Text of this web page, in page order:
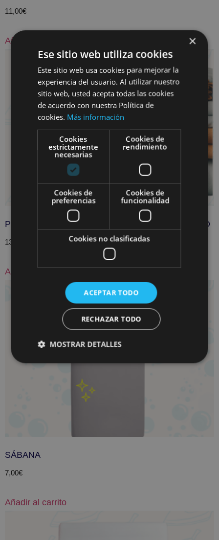
11,00€
Añadir al carrito
PLANCHADO JUEGO DE SÁBANAS MATRIMONIO
13,00
Añadir al carrito
SÁBANA
7,00€
Añadir al carrito
×
Ese sitio web utiliza cookies
Este sitio web usa cookies para mejorar la
experiencia del usuario. Al utilizar nuestro
sitio web, usted acepta todas las cookies
de acuerdo con nuestra Política de
cookies. Más información
Cookies
estrictamente
necesarias
Cookies de
rendimiento
Cookies de
preferencias
Cookies de
funcionalidad
Cookies no clasificadas
ACEPTAR TODO
RECHAZAR TODO
MOSTRAR DETALLES